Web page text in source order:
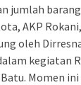
jumlah
AKP
oleh
kegiatan
Momen